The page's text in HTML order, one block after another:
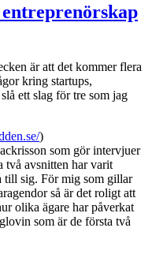
är att det kommer flera
kring startups,
ett slag för tre som jag
)
som gör intervjuer
två avsnitten har varit
till sig. För mig som gillar
så är det roligt att
olika ägare har påverkat
som är de första två